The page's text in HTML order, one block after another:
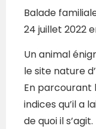
Balade
24 juillet 2022
Un animal
le site nature
En parcourant
indices qu’il a
de quoi il s’agit.